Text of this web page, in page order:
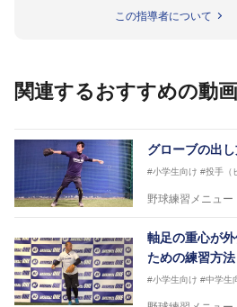
動作解析システムを用い
この指導者について
関連するおすすめの動画
グローブの出
#小学生向け #投手（
野球練習メニュー
軸足の重心が
ための練習方法
#小学生向け #中学生